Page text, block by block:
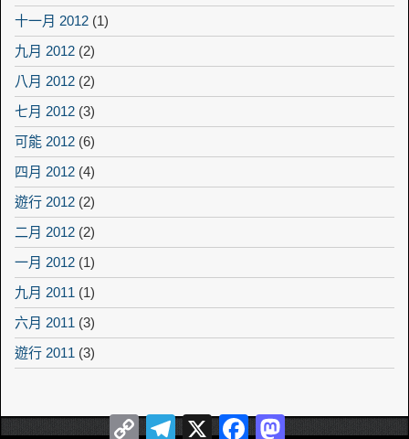
十一月 2012 (1)
九月 2012 (2)
八月 2012 (2)
七月 2012 (3)
可能 2012 (6)
四月 2012 (4)
遊行 2012 (2)
二月 2012 (2)
一月 2012 (1)
九月 2011 (1)
六月 2011 (3)
遊行 2011 (3)
Copy
Link
Telegram
X FacebookMastodon